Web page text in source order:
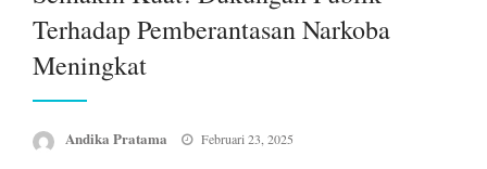
Terhadap Pemberantasan Narkoba
Meningkat
Andika Pratama
Posted
Februari 23, 2025